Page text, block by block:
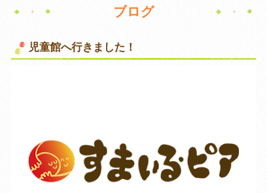
ブログ
児童館へ行きました！